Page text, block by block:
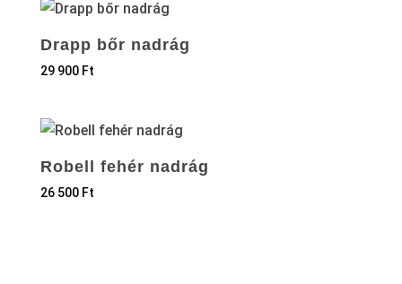
Drapp bőr nadrág
29 900 Ft
Robell fehér nadrág
26 500 Ft